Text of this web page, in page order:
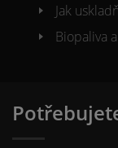
Jak
Biopaliva